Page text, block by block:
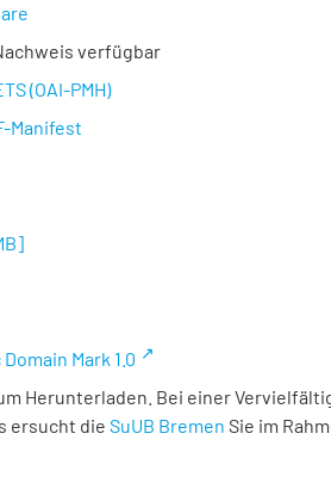
verfügbar
(OAI-PMH)
Manifest
]
Mark 1.0
Herunterladen. Bei einer
ersucht die SuUB Bremen Sie im